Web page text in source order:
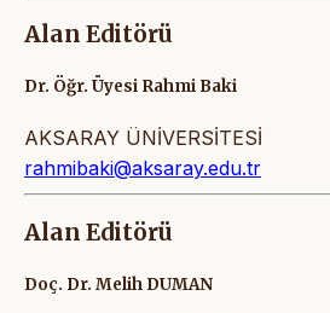
Alan Editörü
Dr. Öğr. Üyesi Rahmi Baki
AKSARAY ÜNİVERSİTESİ
rahmibaki@aksaray.edu.tr
Alan Editörü
Doç. Dr. Melih DUMAN